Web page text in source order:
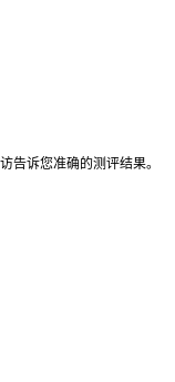
告诉您准确的测评结果。